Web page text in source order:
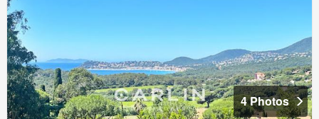
4 Photos